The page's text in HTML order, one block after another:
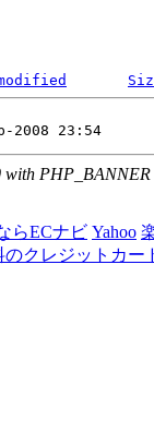
with PHP_BANNER
らECナビ Yahoo
のクレジットカー